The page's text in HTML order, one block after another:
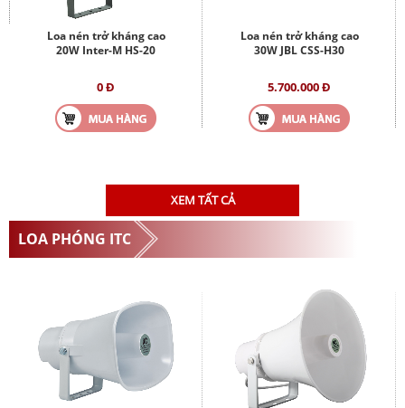
Loa nén trở kháng cao
20W Inter-M HS-20
0 Đ
Loa nén trở kháng cao
30W JBL CSS-H30
5.700.000 Đ
XEM TẤT CẢ
LOA PHÓNG ITC